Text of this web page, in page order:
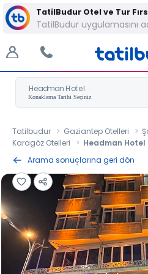
TatilBudur Otel ve Tur
TatilBudur uygulamasını
Headman Hotel
Tatilbudur Gaziantep Otelleri
Karagöz Otelleri
Headman Hotel
Arama sonuçlarına geri dön